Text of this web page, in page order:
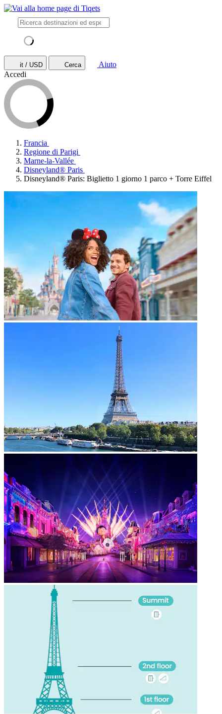
it / USD Cerca
Aiuto
Accedi
Francia
Regione di Parigi
Marne-la-Vallée
Disneyland® Paris
Disneyland® Paris: Biglietto 1 giorno 1 parco + Torre Eiffel